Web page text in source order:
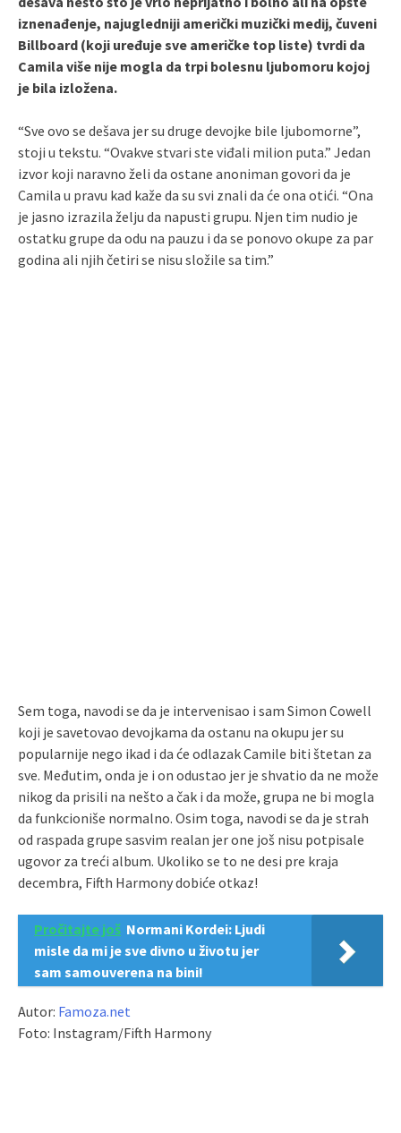
iznenađenje, najugledniji američki muzički medij, čuveni
Billboard (koji uređuje sve američke top liste) tvrdi da
Camila više nije mogla da trpi bolesnu ljubomoru kojoj
je bila izložena.
“Sve ovo se dešava jer su druge devojke bile ljubomorne”,
stoji u tekstu. “Ovakve stvari ste viđali milion puta.” Jedan
izvor koji naravno želi da ostane anoniman govori da je
Camila u pravu kad kaže da su svi znali da će ona otići. “Ona
je jasno izrazila želju da napusti grupu. Njen tim nudio je
ostatku grupe da odu na pauzu i da se ponovo okupe za par
godina ali njih četiri se nisu složile sa tim.”
Sem toga, navodi se da je intervenisao i sam Simon Cowell
koji je savetovao devojkama da ostanu na okupu jer su
popularnije nego ikad i da će odlazak Camile biti štetan za
sve. Međutim, onda je i on odustao jer je shvatio da ne može
nikog da prisili na nešto a čak i da može, grupa ne bi mogla
da funkcioniše normalno. Osim toga, navodi se da je strah
od raspada grupe sasvim realan jer one još nisu potpisale
ugovor za treći album. Ukoliko se to ne desi pre kraja
decembra, Fifth Harmony dobiće otkaz!
Pročitajte još Normani Kordei: Ljudi
misle da mi je sve divno u životu jer
sam samouverena na bini!
Autor: Famoza.net
Foto: Instagram/Fifth Harmony